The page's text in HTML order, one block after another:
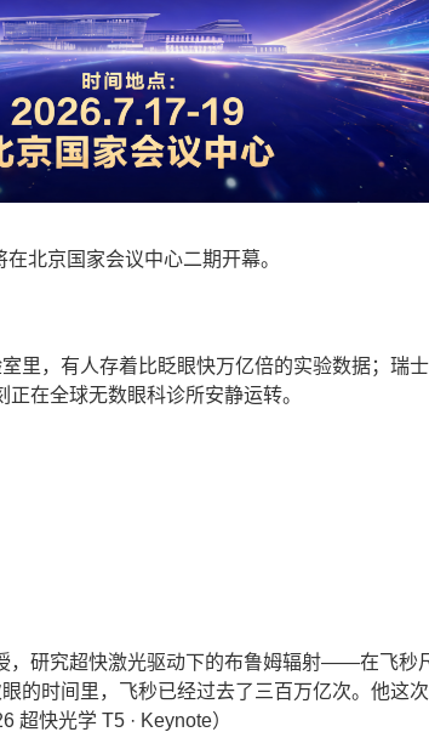
北京国家会议中心二期开幕。
，有人存着比眨眼快万亿倍的实验数据；瑞
在全球无数眼科诊所安静运转。
，研究超快激光驱动下的布鲁姆辐射——在飞秒
的时间里，飞秒已经过去了三百万亿次。他这
超快光学 T5 · Keynote）